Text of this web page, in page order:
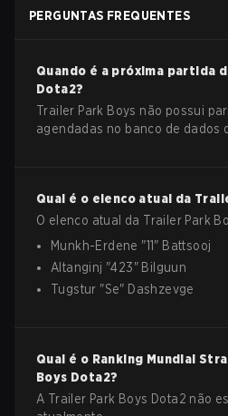
PERGUNTAS FREQUENTES
Quando é a próxima partida
Dota2?
Trailer Park Boys não possui
agendadas no banco de dados
Qual é o elenco atual da
O elenco atual da Trailer Park
Munkh-Erdene "11" Battsooj
Altanginj "423" Bilguun
Tugstur "Se" Dashzevge
Qual é o Ranking Mundial
Boys Dota2?
A Trailer Park Boys Dota2 não